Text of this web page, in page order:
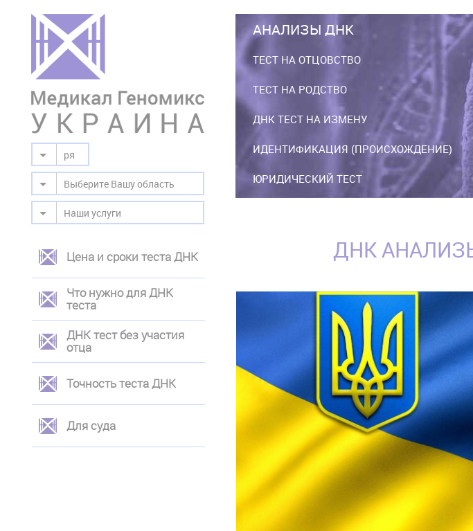
ря
Выберите Вашу область
Наши услуги
АНАЛИЗЫ ДНК
ТЕСТ НА ОТЦОВСТВО
ТЕСТ НА РОДСТВО
ДНК ТЕСТ НА ИЗМЕНУ
ИДЕНТИФИКАЦИЯ (ПРОИСХОЖДЕНИЕ)
ЮРИДИЧЕСКИЙ ТЕСТ
ЛЕВОЕ
МЕНЮ
Цена и сроки теста ДНК
Что нужно для ДНК
теста
ДНК тест без участия
отца
Точность теста ДНК
Для суда
ДНК